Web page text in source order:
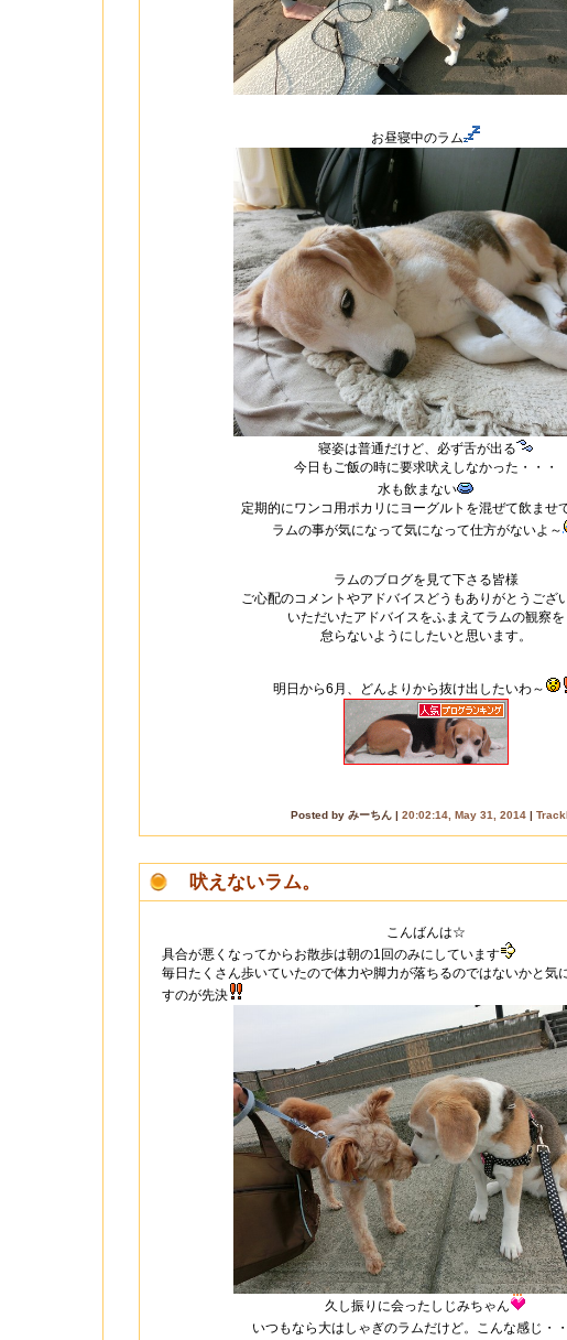
お昼寝中のラム
寝姿は普通だけど、必ず舌が出る
今日もご飯の時に要求吠えしなかった・・・
水も飲まない
定期的にワンコ用ポカリにヨーグルトを混ぜて飲ませ
ラムの事が気になって気になって仕方がないよ～
ラムのブログを見て下さる皆様
ご心配のコメントやアドバイスどうもありがとうござ
いただいたアドバイスをふまえてラムの観察を
怠らないようにしたいと思います。
明日から6月、どんよりから抜け出したいわ～
Posted by みーちん | 20:02:14, May 31, 2014 |
吠えないラム。
こんばんは☆
具合が悪くなってからお散歩は朝の1回のみにしています
毎日たくさん歩いていたので体力や脚力が落ちるのではないかと気
すのが先決
久し振りに会ったしじみちゃん
いつもなら大はしゃぎのラムだけど。こんな感じ・